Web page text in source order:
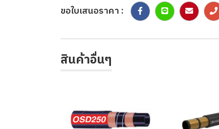
ขอใบเสนอราคา :
สินค้าอื่นๆ